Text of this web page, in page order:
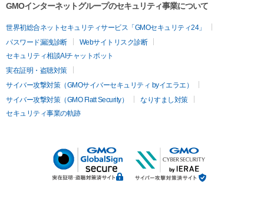
GMOインターネットグループのセキュリティ事業について
世界初総合ネットセキュリティサービス「GMOセキュリティ24」
パスワード漏洩診断
Webサイトリスク診断
セキュリティ相談AIチャットボット
実在証明・盗聴対策
サイバー攻撃対策（GMOサイバーセキュリティ byイエラエ）
サイバー攻撃対策（GMO Flatt Security）
なりすまし対策
セキュリティ事業の軌跡